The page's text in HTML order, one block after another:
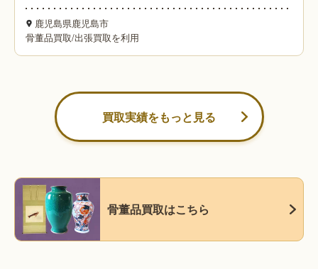
鹿児島県鹿児島市
骨董品買取/出張買取を利用
買取実績をもっと見る
骨董品買取はこちら